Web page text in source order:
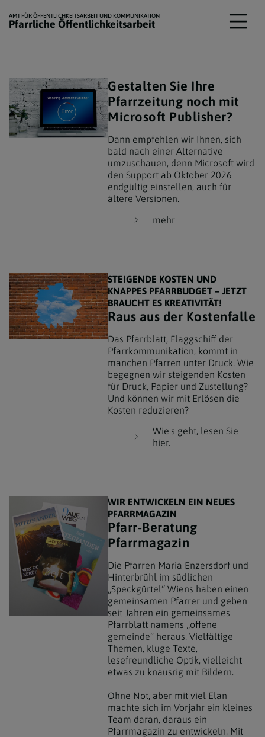
AMT FÜR ÖFFENTLICHKEITSARBEIT UND KOMMUNIKATION
Pfarrliche Öffentlichkeitsarbeit
Gestalten Sie Ihre
Pfarrzeitung noch mit
Microsoft Publisher?
Dann empfehlen wir Ihnen, sich
bald nach einer Alternative
umzuschauen, denn Microsoft wird
den Support ab Oktober 2026
endgültig einstellen, auch für
ältere Versionen.
mehr
STEIGENDE KOSTEN UND
KNAPPES PFARRBUDGET – JETZT
BRAUCHT ES KREATIVITÄT!
Raus aus der Kostenfalle
Das Pfarrblatt, Flaggschiff der
Pfarrkommunikation, kommt in
manchen Pfarren unter Druck. Wie
begegnen wir steigenden Kosten
für Druck, Papier und Zustellung?
Und können wir mit Erlösen die
Kosten reduzieren?
Wie's geht, lesen Sie
hier.
WIR ENTWICKELN EIN NEUES
PFARRMAGAZIN
Pfarr-Beratung
Pfarrmagazin
Die Pfarren Maria Enzersdorf und
Hinterbrühl im südlichen
„Speckgürtel“ Wiens haben einen
gemeinsamen Pfarrer und geben
seit Jahren ein gemeinsames
Pfarrblatt namens „offene
gemeinde“ heraus. Vielfältige
Themen, kluge Texte,
lesefreundliche Optik, vielleicht
etwas zu knausrig mit Bildern.
Ohne Not, aber mit viel Elan
machte sich im Vorjahr ein kleines
Team daran, daraus ein
Pfarrmagazin zu entwickeln. Mit